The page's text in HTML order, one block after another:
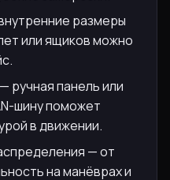
размеры
или ящиков можно
ручная панель или
шину поможет
в движении.
— от
на манёврах и